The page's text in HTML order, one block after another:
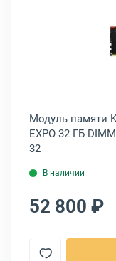
МГц,Netac Z RGB
Модуль памяти
EXPO 32 ГБ
32
В наличии
52 800 ₽